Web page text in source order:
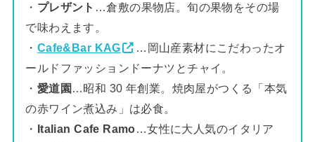
・ プレザント …倉敷の果物店。旬の果物をその場
で味わえます。
・ Cafe&Bar KAG
…岡山産素材にこだわったオ
ールドファッションドーナツとチャイ。
・ 愛道園 …昭和 30 年創業。焼肉屋がつくる「本気
の赤ワイン煮込み」は必食。
・ Italian Cafe Ramo…女性に大人気のイタリア